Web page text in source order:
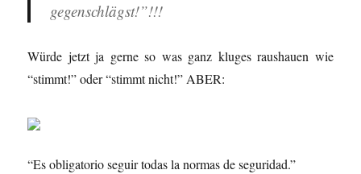
gegenschlägst!”!!!
Würde jetzt ja gerne so was ganz kluges raushauen wie
“stimmt!” oder “stimmt nicht!” ABER:
“Es obligatorio seguir todas la normas de seguridad.”